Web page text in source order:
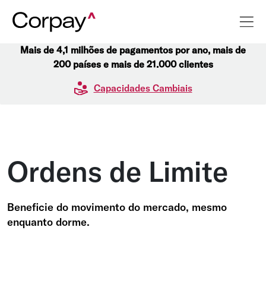
Mais de 4,1 milhões de pagamentos por ano, mais de
200 países e mais de 21.000 clientes
Capacidades Cambiais
Ordens de Limite
Beneficie do movimento do mercado, mesmo
enquanto dorme.